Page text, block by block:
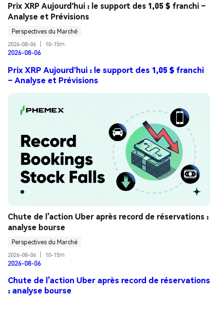
Prix XRP Aujourd'hui : le support des 1,05 $ franchi –
Analyse et Prévisions
Perspectives du Marché
2026-08-06
10-15m
2026-08-06
Prix XRP Aujourd'hui : le support des 1,05 $ franchi
– Analyse et Prévisions
Chute de l’action Uber après record de réservations :
analyse bourse
Perspectives du Marché
2026-08-06
10-15m
2026-08-06
Chute de l’action Uber après record de réservations
: analyse bourse